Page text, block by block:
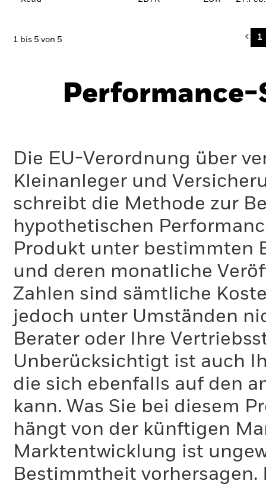
1 bis 5 von 5 1
Performance-
Die EU-Verordnung über
Kleinanleger und
schreibt die Methode zur
hypothetischen
Produkt unter bestimmten
und deren monatliche
Zahlen sind sämtliche
jedoch unter Umständen
Berater oder Ihre
Unberücksichtigt ist auch
die sich ebenfalls auf den
kann. Was Sie bei diesem
hängt von der künftigen
Marktentwicklung ist
Bestimmtheit